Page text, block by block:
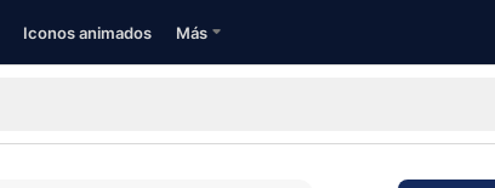
Iconos animados Más